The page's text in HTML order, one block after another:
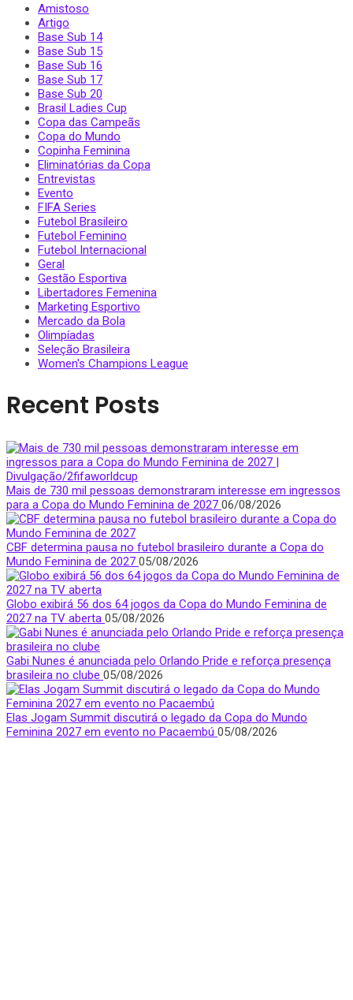
Amistoso
Artigo
Base Sub 14
Base Sub 15
Base Sub 16
Base Sub 17
Base Sub 20
Brasil Ladies Cup
Copa das Campeãs
Copa do Mundo
Copinha Feminina
Eliminatórias da Copa
Entrevistas
Evento
FIFA Series
Futebol Brasileiro
Futebol Feminino
Futebol Internacional
Geral
Gestão Esportiva
Libertadores Femenina
Marketing Esportivo
Mercado da Bola
Olimpíadas
Seleção Brasileira
Women's Champions League
Recent Posts
Mais de 730 mil pessoas demonstraram interesse em ingressos
para a Copa do Mundo Feminina de 2027 06/08/2026
CBF determina pausa no futebol brasileiro durante a Copa do
Mundo Feminina de 2027 05/08/2026
Globo exibirá 56 dos 64 jogos da Copa do Mundo Feminina de
2027 na TV aberta 05/08/2026
Gabi Nunes é anunciada pelo Orlando Pride e reforça presença
brasileira no clube 05/08/2026
Elas Jogam Summit discutirá o legado da Copa do Mundo
Feminina 2027 em evento no Pacaembú 05/08/2026